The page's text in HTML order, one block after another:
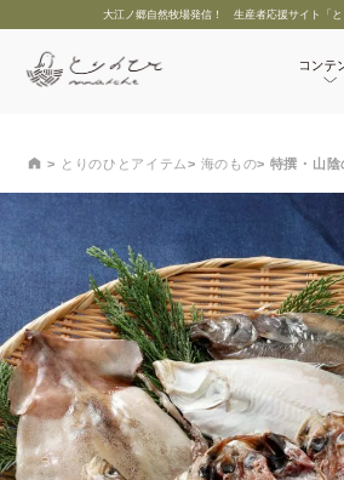
大江ノ郷自然牧場発信！ 生産者応援サイト「と
とりのひとアイテム 海のもの 特撰・山陰